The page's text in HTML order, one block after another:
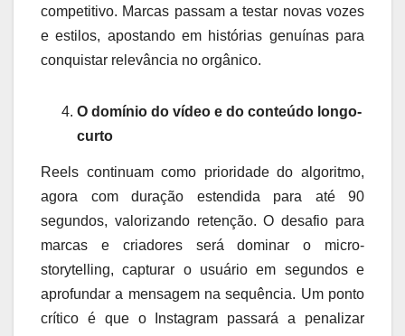
competitivo. Marcas passam a testar novas vozes
e estilos, apostando em histórias genuínas para
conquistar relevância no orgânico.
O domínio do vídeo e do conteúdo longo-
curto
Reels continuam como prioridade do algoritmo,
agora com duração estendida para até 90
segundos, valorizando retenção. O desafio para
marcas e criadores será dominar o micro-
storytelling, capturar o usuário em segundos e
aprofundar a mensagem na sequência. Um ponto
crítico é que o Instagram passará a penalizar